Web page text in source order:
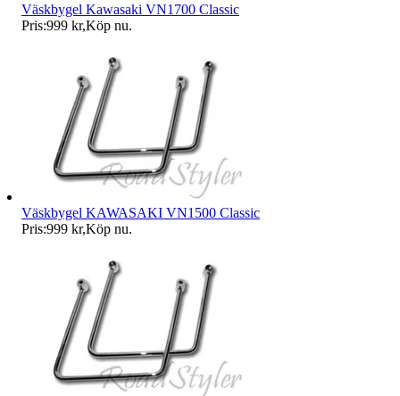
Väskbygel Kawasaki VN1700 Classic
Pris:999 kr,Köp nu.
Väskbygel KAWASAKI VN1500 Classic
Pris:999 kr,Köp nu.